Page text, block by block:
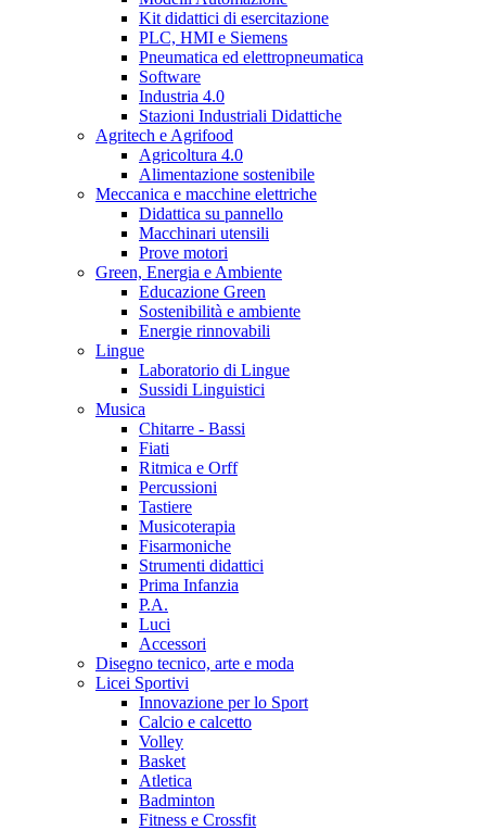
Kit didattici di esercitazione
PLC, HMI e Siemens
Pneumatica ed elettropneumatica
Software
Industria 4.0
Stazioni Industriali Didattiche
Agritech e Agrifood
Agricoltura 4.0
Alimentazione sostenibile
Meccanica e macchine elettriche
Didattica su pannello
Macchinari utensili
Prove motori
Green, Energia e Ambiente
Educazione Green
Sostenibilità e ambiente
Energie rinnovabili
Lingue
Laboratorio di Lingue
Sussidi Linguistici
Musica
Chitarre - Bassi
Fiati
Ritmica e Orff
Percussioni
Tastiere
Musicoterapia
Fisarmoniche
Strumenti didattici
Prima Infanzia
P.A.
Luci
Accessori
Disegno tecnico, arte e moda
Licei Sportivi
Innovazione per lo Sport
Calcio e calcetto
Volley
Basket
Atletica
Badminton
Fitness e Crossfit